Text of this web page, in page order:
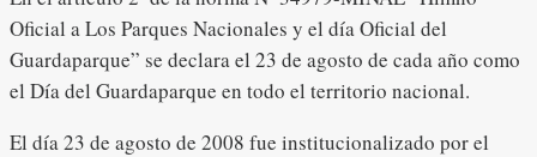
Oficial a Los Parques Nacionales y el día Oficial del
Guardaparque” se declara el 23 de agosto de cada año como
el Día del Guardaparque en todo el territorio nacional.
El día 23 de agosto de 2008 fue institucionalizado por el